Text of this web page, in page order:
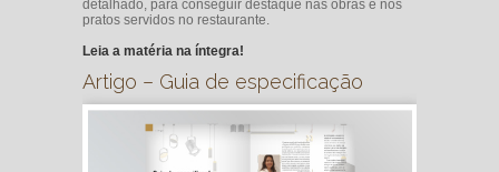
detalhado, para conseguir destaque nas obras e nos
pratos servidos no restaurante.
Leia a matéria na íntegra!
Artigo – Guia de especificação